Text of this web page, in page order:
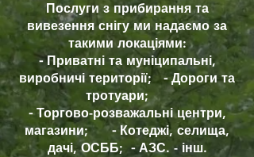
Послуги з прибирання та
вивезення снігу ми надаємо за
такими локаціями:
⁃ Приватні та муніципальні,
виробничі території; ⁃ Дороги та
тротуари;
⁃ Торгово-розважальні центри,
магазини; ⁃ Котеджі, селища,
дачі, ОСББ; ⁃ АЗС. - інш.